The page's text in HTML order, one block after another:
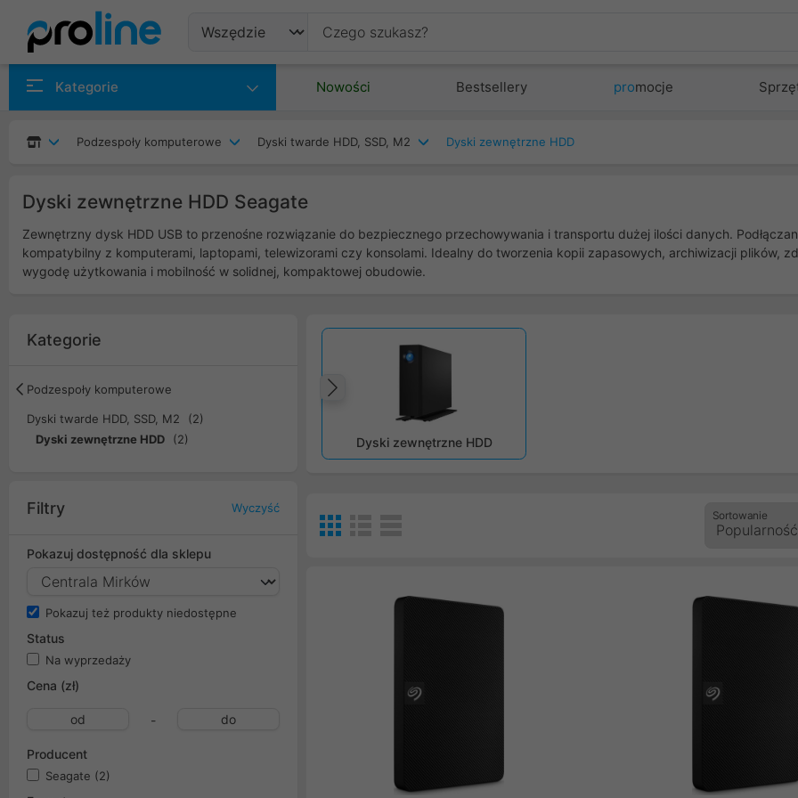
Kategorie Nowości Bestsellery promocje
Podzespoły komputerowe Dyski twarde HDD, SSD, M2 Dyski zewnętrzne HDD
Dyski zewnętrzne HDD Seagate
Zewnętrzny dysk HDD USB to przenośne rozwiązanie do bezpiecznego przechowywania i transportu dużej ilości danych.
kompatybilny z komputerami, laptopami, telewizorami czy konsolami. Idealny do tworzenia kopii zapasowych, archiwizacji plików,
wygodę użytkowania i mobilność w solidnej, kompaktowej obudowie.
Kategorie
Podzespoły komputerowe
Dyski twarde HDD, SSD, M2
(2)
Dyski zewnętrzne HDD
(2)
Filtry Wyczyść
Pokazuj dostępność dla sklepu
Pokazuj też produkty niedostępne
Status
Na wyprzedaży
Cena (zł)
-
Producent
Seagate (2)
Dyski zewnętrzne HDD
Poprzedni
Sortowanie